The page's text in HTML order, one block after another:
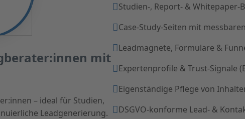
mit
– ideal für Studien,
Leadgenerierung.
Studien-, Report- & Whitepaper-
Case-Study-Seiten mit
Leadmagnete, Formulare &
Expertenprofile & Trust-Signale
Eigenständige Pflege von
DSGVO-konforme Lead- &